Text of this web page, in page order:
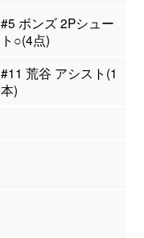
#5 ボンズ 2Pシュー
ト○(4点)
#11 荒谷 アシスト(1
本)